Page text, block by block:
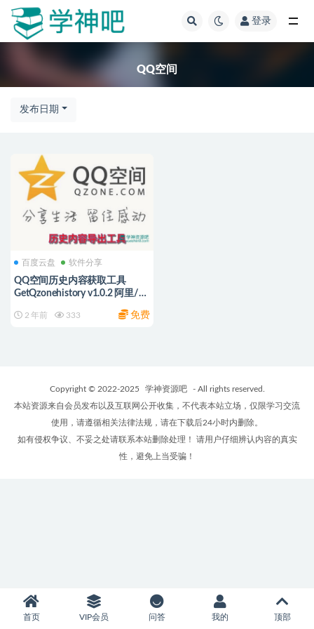
登录
QQ空间
发布日期
百度云盘 软件分享
QQ空间历史内容获取工具
GetQzonehistory v1.0.2 阿里/
2 年前 333 免费
Copyright © 2022-2025 学神资源吧
- All rights reserved.
本站资源来自会员发布以及互联网公开收集，不代表本站立场，仅限学习交流
使用，请遵循相关法律法规，请在下载后24小时内删除。
如有侵权争议、不妥之处请联系本站删除处理！ 请用户仔细辨认内容的真实
性，避免上当受骗！
首页 VIP会员 问答 我的 顶部